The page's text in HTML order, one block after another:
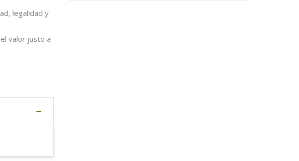
legalidad y
valor justo a